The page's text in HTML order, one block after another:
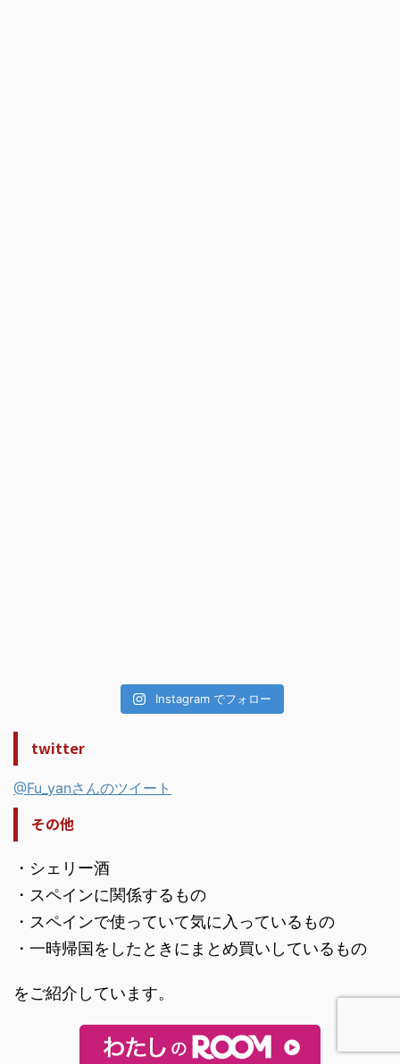
Instagram でフォロー
twitter
@Fu_yanさんのツイート
その他
・シェリー酒
・スペインに関係するもの
・スペインで使っていて気に入っているもの
・一時帰国をしたときにまとめ買いしているもの
をご紹介しています。